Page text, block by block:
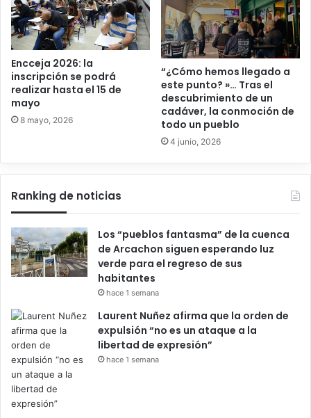
Encceja 2026: la
inscripción se podrá
realizar hasta el 15 de
mayo
8 mayo, 2026
“¿Cómo hemos llegado a
este punto? »… Tras el
descubrimiento de un
cadáver, la conmoción de
todo un pueblo
4 junio, 2026
Ranking de noticias
Los “pueblos fantasma” de la cuenca
de Arcachon siguen esperando luz
verde para el regreso de sus
habitantes
hace 1 semana
Laurent Nuñez afirma que la orden de
expulsión “no es un ataque a la
libertad de expresión”
hace 1 semana